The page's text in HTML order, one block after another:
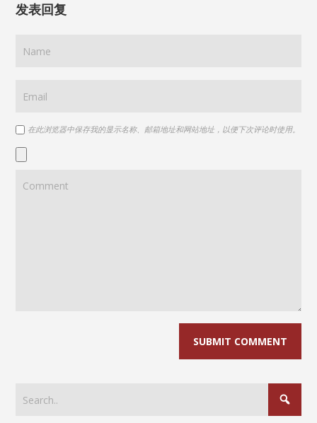
发表回复
在此浏览器中保存我的显示名称、邮箱地址和网站地址，以便下次评论时使用。